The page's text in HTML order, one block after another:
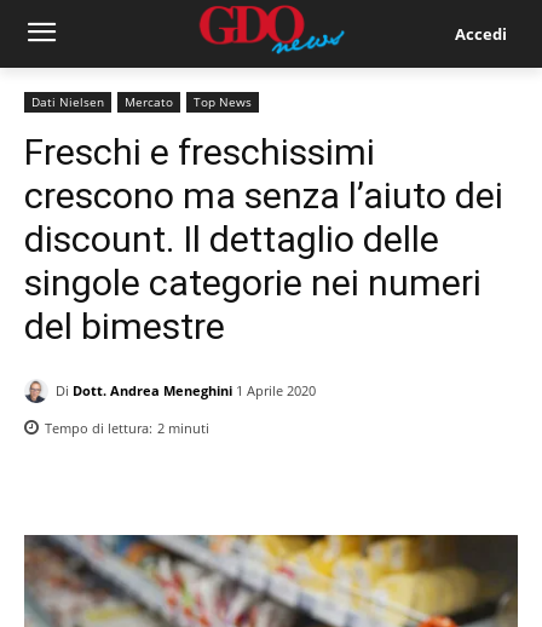
Accedi
Dati Nielsen Mercato Top News
Freschi e freschissimi
crescono ma senza l’aiuto dei
discount. Il dettaglio delle
singole categorie nei numeri
del bimestre
Di Dott. Andrea Meneghini 1 Aprile 2020
Tempo di lettura: 2 minuti